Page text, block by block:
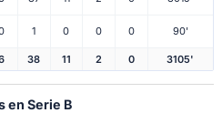
1 0 0 0 90'
38 11 2 0 3105'
en Serie B